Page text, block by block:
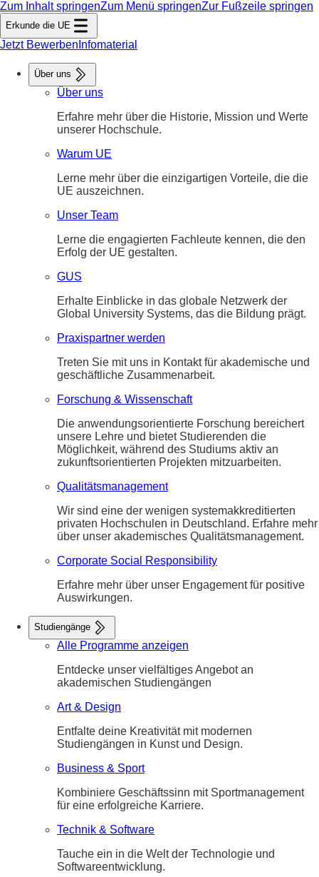
Zum Inhalt springenZum Menü springenZur Fußzeile springen
Erkunde die UE
Jetzt Bewerben Infomaterial
Über uns
Über uns
Erfahre mehr über die Historie, Mission und Werte
unserer Hochschule.
Warum UE
Lerne mehr über die einzigartigen Vorteile, die die
UE auszeichnen.
Unser Team
Lerne die engagierten Fachleute kennen, die den
Erfolg der UE gestalten.
GUS
Erhalte Einblicke in das globale Netzwerk der
Global University Systems, das die Bildung prägt.
Praxispartner werden
Treten Sie mit uns in Kontakt für akademische und
geschäftliche Zusammenarbeit.
Forschung & Wissenschaft
Die anwendungsorientierte Forschung bereichert
unsere Lehre und bietet Studierenden die
Möglichkeit, während des Studiums aktiv an
zukunftsorientierten Projekten mitzuarbeiten.
Qualitätsmanagement
Wir sind eine der wenigen systemakkreditierten
privaten Hochschulen in Deutschland. Erfahre mehr
über unser akademisches Qualitätsmanagement.
Corporate Social Responsibility
Erfahre mehr über unser Engagement für positive
Auswirkungen.
Studiengänge
Alle Programme anzeigen
Entdecke unser vielfältiges Angebot an
akademischen Studiengängen
Art & Design
Entfalte deine Kreativität mit modernen
Studiengängen in Kunst und Design.
Business & Sport
Kombiniere Geschäftssinn mit Sportmanagement
für eine erfolgreiche Karriere.
Technik & Software
Tauche ein in die Welt der Technologie und
Softwareentwicklung.